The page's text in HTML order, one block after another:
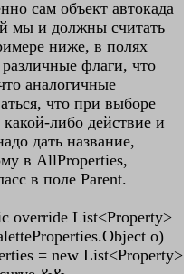
сам объект автокада
мы и должны считать
ниже, в полях
флаги, что
аналогичные
что при выборе
какой-либо действие и
дать название,
в AllProperties,
в поле Parent.
override List<Property>
o)
= new List<Property>